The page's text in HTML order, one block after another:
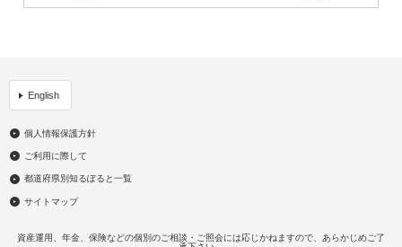
English
個人情報保護方針
ご利用に際して
都道府県別知るぽると一覧
サイトマップ
資産運用、年金、保険などの個別のご相談・ご照会には応じかねますので、あらかじめご了